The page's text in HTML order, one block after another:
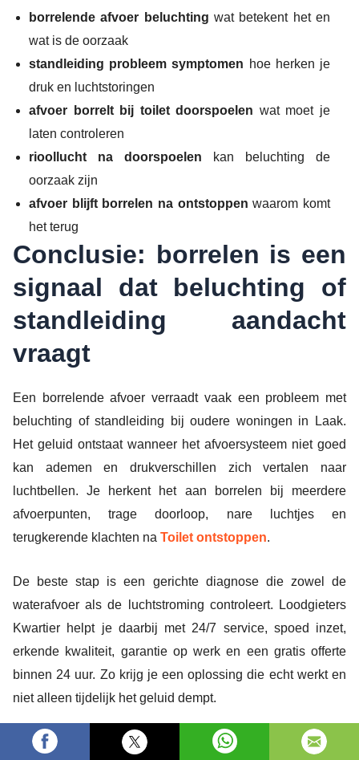
borrelende afvoer beluchting wat betekent het en
wat is de oorzaak
standleiding probleem symptomen hoe herken je
druk en luchtstoringen
afvoer borrelt bij toilet doorspoelen wat moet je
laten controleren
rioollucht na doorspoelen kan beluchting de
oorzaak zijn
afvoer blijft borrelen na ontstoppen waarom komt
het terug
Conclusie: borrelen is een
signaal dat beluchting of
standleiding aandacht
vraagt
Een borrelende afvoer verraadt vaak een probleem met
beluchting of standleiding bij oudere woningen in Laak.
Het geluid ontstaat wanneer het afvoersysteem niet goed
kan ademen en drukverschillen zich vertalen naar
luchtbellen. Je herkent het aan borrelen bij meerdere
afvoerpunten, trage doorloop, nare luchtjes en
terugkerende klachten na Toilet ontstoppen.
De beste stap is een gerichte diagnose die zowel de
waterafvoer als de luchtstroming controleert. Loodgieters
Kwartier helpt je daarbij met 24/7 service, spoed inzet,
erkende kwaliteit, garantie op werk en een gratis offerte
binnen 24 uur. Zo krijg je een oplossing die echt werkt en
niet alleen tijdelijk het geluid dempt.